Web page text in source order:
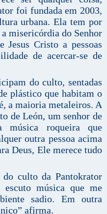
foi fundada em 2003,
urbana. Ela tem por
misericórdia do Senhor
Jesus Cristo a pessoas
de acercar-se de
do culto, sentadas
plástico que habitam o
a maioria metaleiros. A
de León, um senhor de
música roqueira que
outra pessoa acima
Deus, Ele merece tudo
culto da Pantokrator
música que me
sadio. Em outra
afirma.